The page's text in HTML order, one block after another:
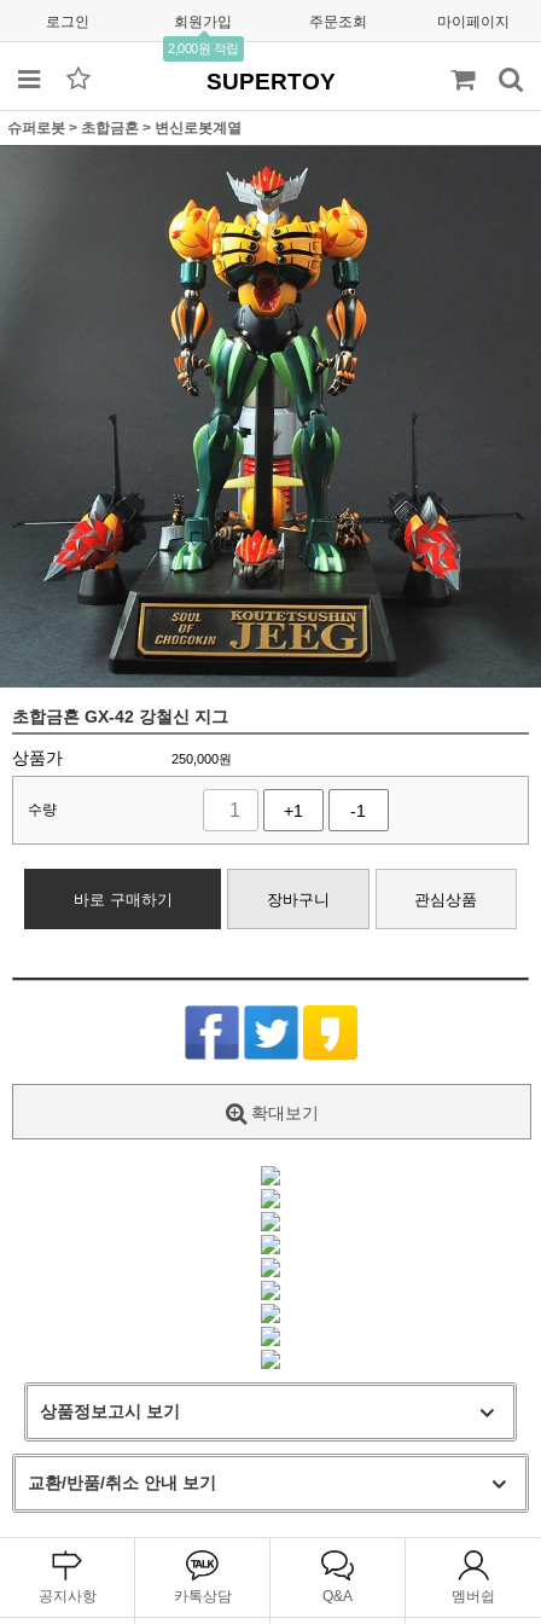
로그인 회원가입
2,000원 적립
주문조회 마이페이지
SUPERTOY
슈퍼로봇 > 초합금혼 > 변신로봇계열
초합금혼 GX-42 강철신 지그
상품가 250,000원
수량 +1 -1
바로 구매하기 장바구니 관심상품
확대보기
상품정보고시 보기
교환/반품/취소 안내 보기
공지사항 카톡상담 Q&A 멤버쉽